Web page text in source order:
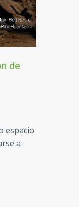
de
espacio
a